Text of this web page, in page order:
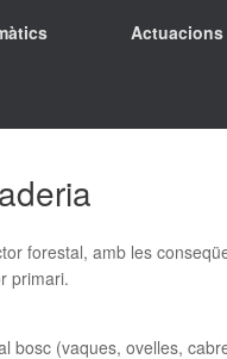
Actuacions
forestal, amb les
primari.
bosc (vaques, ovelles,